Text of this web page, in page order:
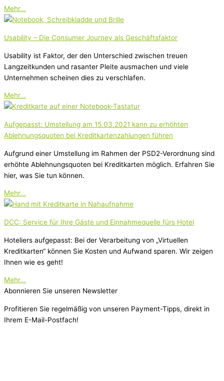
Mehr...
Usability – Die Consumer Journey als Geschäftsfaktor
Usability ist Faktor, der den Unterschied zwischen treuen
Langzeitkunden und rasanter Pleite ausmachen und viele
Unternehmen scheinen dies zu verschlafen.
Mehr...
Aufgepasst: Umstellung am 15.03.2021 kann zu erhöhten
Ablehnungsquoten bei Kreditkartenzahlungen führen
Aufgrund einer Umstellung im Rahmen der PSD2-Verordnung sind
erhöhte Ablehnungsquoten bei Kreditkarten möglich. Erfahren Sie
hier, was Sie tun können.
Mehr...
DCC: Service für Ihre Gäste und Einnahmequelle fürs Hotel
Hoteliers aufgepasst: Bei der Verarbeitung von „Virtuellen
Kreditkarten“ können Sie Kosten und Aufwand sparen. Wir zeigen
Ihnen wie es geht!
Mehr...
Abonnieren Sie unseren Newsletter
Profitieren Sie regelmäßig von unseren Payment-Tipps, direkt in
Ihrem E-Mail-Postfach!